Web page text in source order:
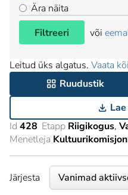
Ära näita
Filtreeri
või
Leitud üks algatus. Vaata
Ruudustik
Id 428 Etapp Riigikogus
Menetleja Kultuurikomisjon
Järjesta